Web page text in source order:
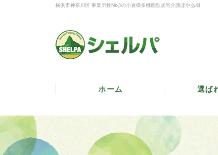
横浜市神奈川区 事業所数No,1の小規模多機能型居宅介護ぼやあ樹
ホーム 選ば